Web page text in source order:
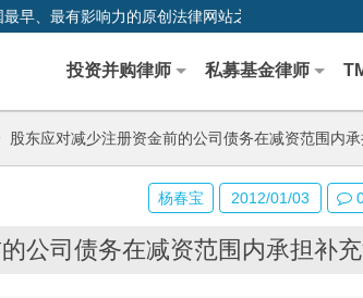
早、最有影响力的原创法律网站之一
投资并购律师 私募基金律师
股东应对减少注册资金前的公司债务在减资范围内
公司债务在减资范围内承担补
杨春宝 2012/01/03